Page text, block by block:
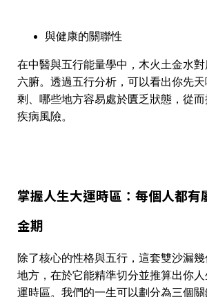
與健康的關聯性
在中醫與五行能量學中，木火土金水
六腑。透過五行分析，可以看出你先
剩、哪些地方容易處於匱乏狀態，從
疾病風險。
掌握人生大運時區：每個人都有
金期
除了核心的性格與五行，這套雙沙漏
地方，在於它能精準切分並推算出你
運時區。我們的一生可以劃分為三個關